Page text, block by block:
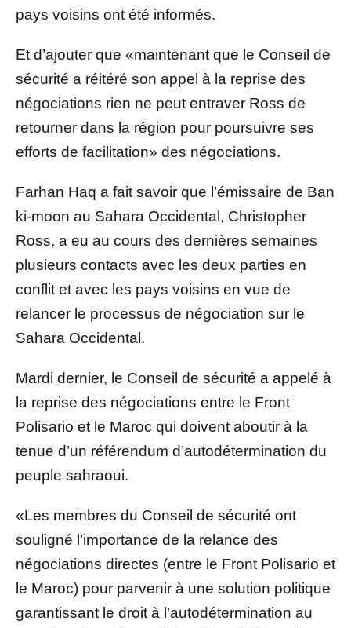
pays voisins ont été informés.
Et d’ajouter que «maintenant que le Conseil de
sécurité a réitéré son appel à la reprise des
négociations rien ne peut entraver Ross de
retourner dans la région pour poursuivre ses
efforts de facilitation» des négociations.
Farhan Haq a fait savoir que l’émissaire de Ban
ki-moon au Sahara Occidental, Christopher
Ross, a eu au cours des dernières semaines
plusieurs contacts avec les deux parties en
conflit et avec les pays voisins en vue de
relancer le processus de négociation sur le
Sahara Occidental.
Mardi dernier, le Conseil de sécurité a appelé à
la reprise des négociations entre le Front
Polisario et le Maroc qui doivent aboutir à la
tenue d’un référendum d’autodétermination du
peuple sahraoui.
«Les membres du Conseil de sécurité ont
souligné l’importance de la relance des
négociations directes (entre le Front Polisario et
le Maroc) pour parvenir à une solution politique
garantissant le droit à l’autodétermination au